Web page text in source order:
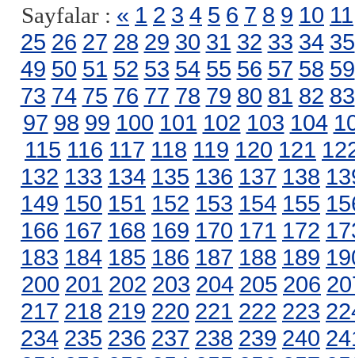
Sayfalar : « 1 2 3 4 5 6 7 8 9 10 11
25 26 27 28 29 30 31 32 33 34 35
49 50 51 52 53 54 55 56 57 58 59
73 74 75 76 77 78 79 80 81 82 83
97 98 99 100 101 102 103 104
115 116 117 118 119 120 121
132 133 134 135 136 137 138
149 150 151 152 153 154 155
166 167 168 169 170 171 172
183 184 185 186 187 188 189
200 201 202 203 204 205 206
217 218 219 220 221 222 223
234 235 236 237 238 239 240